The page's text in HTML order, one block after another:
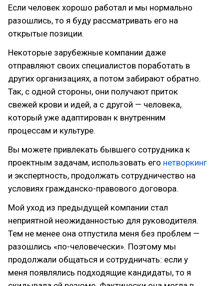
Если человек хорошо работал и мы нормально
разошлись, то я буду рассматривать его на
открытые позиции.
Некоторые зарубежные компании даже
отправляют своих специалистов поработать в
других организациях, а потом забирают обратно.
Так, с одной стороны, они получают приток
свежей крови и идей, а с другой — человека,
который уже адаптирован к внутренним
процессам и культуре.
Вы можете привлекать бывшего сотрудника к
проектным задачам, использовать его нетворкинг
и экспертность, продолжать сотрудничество на
условиях гражданско-правового договора.
Мой уход из предыдущей компании стал
неприятной неожиданностью для руководителя.
Тем не менее она отпустила меня без проблем —
разошлись «по-человечески». Поэтому мы
продолжали общаться и сотрудничать: если у
меня появлялись подходящие кандидаты, то я